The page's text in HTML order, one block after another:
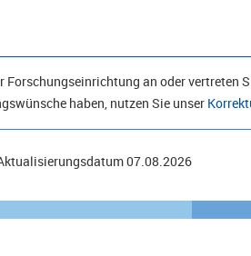
Forschungseinrichtung an oder vertreten
haben, nutzen Sie unser
07.08.2026